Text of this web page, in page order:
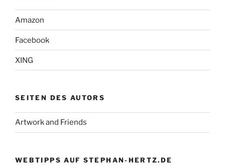
Amazon
Facebook
XING
SEITEN DES AUTORS
Artwork and Friends
WEBTIPPS AUF STEPHAN-HERTZ.DE